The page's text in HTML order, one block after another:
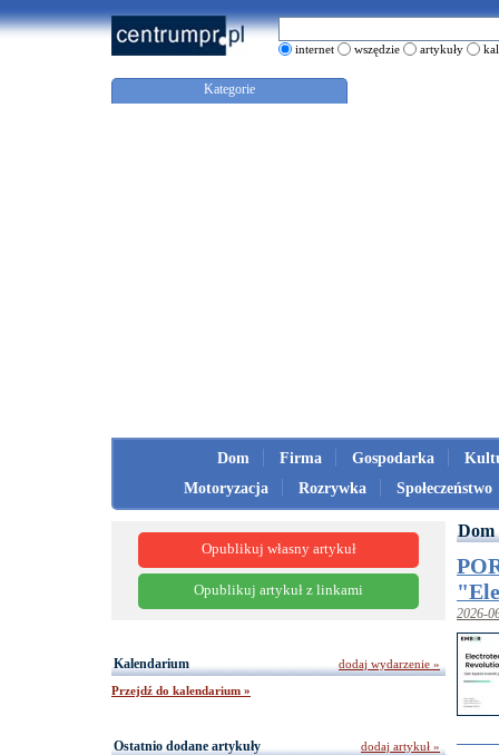
internet wszędzie artykuły
Kategorie
Dom Firma Gospodarka
Motoryzacja
Rozrywka Społeczeństwo
Dom
2026-
Opublikuj własny artykuł
Opublikuj artykuł z linkami
Kalendarium
Przejdź do kalendarium »
dodaj wydarzenie »
Ostatnio dodane artykuły
dodaj artykuł »